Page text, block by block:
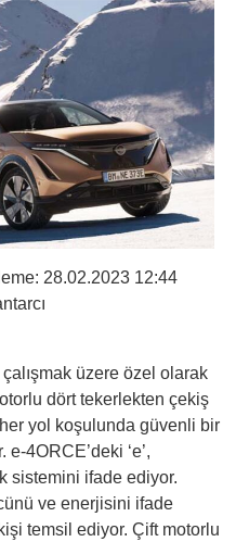
28.02.2023 12:44
çalışmak üzere özel olarak
dört tekerlekten çekiş
yol koşulunda güvenli bir
4ORCE’deki ‘e’,
sistemini ifade ediyor.
ve enerjisini ifade
temsil ediyor. Çift motorlu